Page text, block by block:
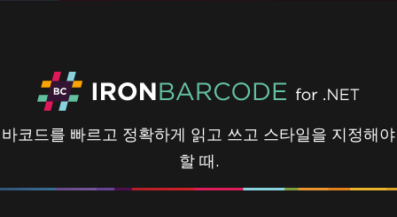
바코드를 빠르고 정확하게 읽고 쓰고 스타일을 지정해야
할 때.